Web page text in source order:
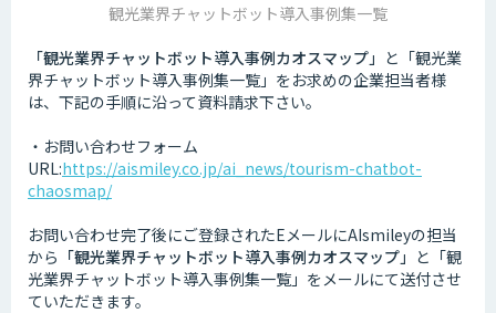
観光業界チャットボット導入事例集一覧
「観光業界チャットボット導入事例カオスマップ」 と「観光業
界チャットボット導入事例集一覧」をお求めの企業担当者様
は、下記の手順に沿って資料請求下さい。
・お問い合わせフォーム
URL:https://aismiley.co.jp/ai_news/tourism-chatbot-
chaosmap/
お問い合わせ完了後にご登録されたEメールにAIsmileyの担当
から 「観光業界チャットボット導入事例カオスマップ」 と「観
光業界チャットボット導入事例集一覧」をメールにて送付させ
ていただきます。